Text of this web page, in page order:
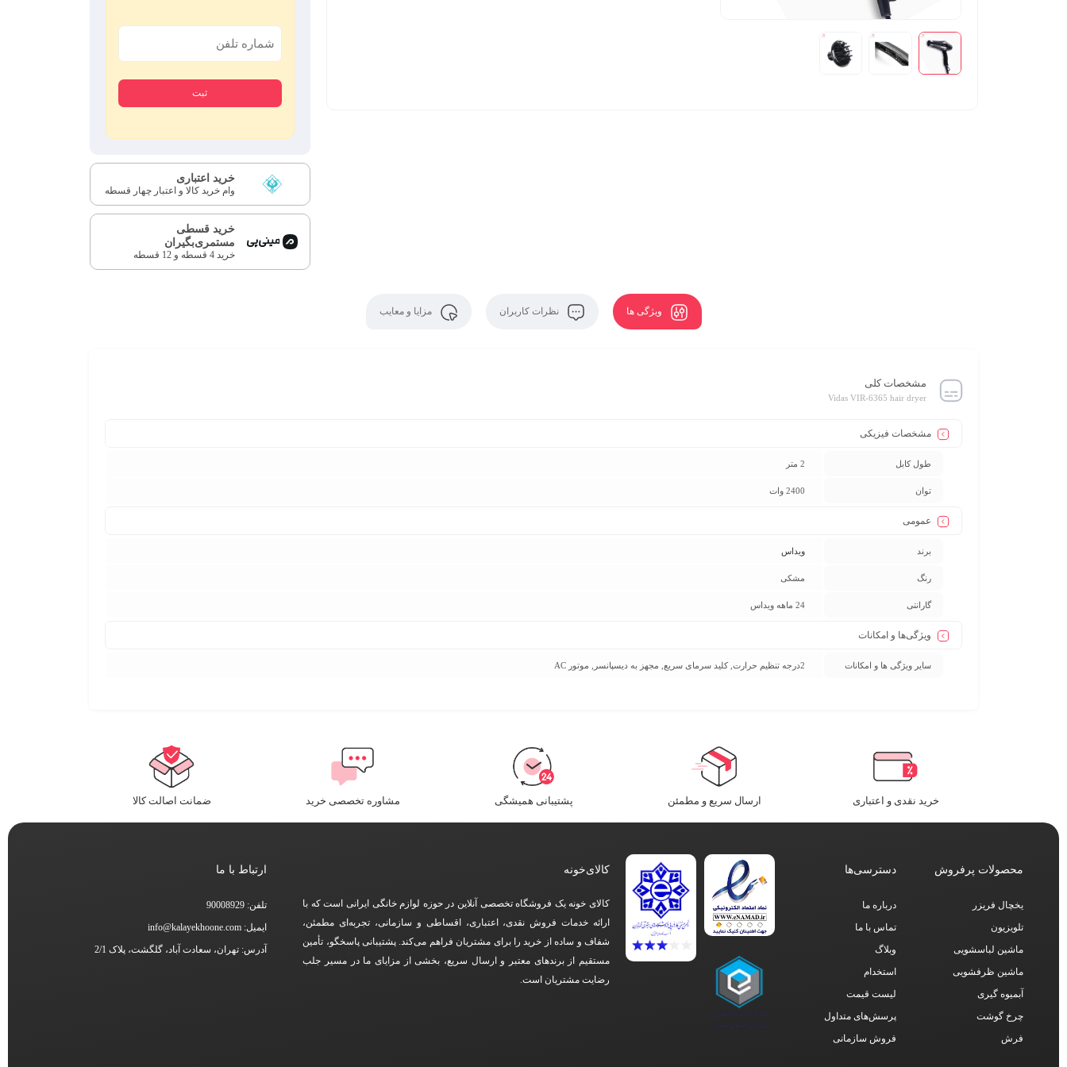
خرید اعتباری
وام خرید کالا و اعتبار چهار قسطه
خرید قسطی
مستمری‌بگیران
خرید 4 قسطه و 12 قسطه
ویژگی ها نظرات کاربران مزایا و معایب
مشخصات کلی
Vidas VIR-6365 hair dryer
مشخصات فیزیکی
طول کابل 2 متر
توان 2400 وات
عمومی
برند ویداس
رنگ مشکی
گارانتی 24 ماهه ویداس
ویژگی‌ها و امکانات
سایر ویژگی ها و امکانات 2درجه تنظیم حرارت, کلید سرمای سریع, مجهز به دیسپانسر, موتور AC
خرید نقدی و اعتباری ارسال سریع و مطمئن​ پشتیبانی همیشگی مشاوره تخصصی خرید ضمانت اصالت کالا
محصولات پرفروش
یخچال فریزر
تلویزیون
ماشین لباسشویی
ماشین ظرفشویی
آبمیوه گیری
چرخ گوشت
فرش
دسترسی‌ها
درباره ما
تماس با ما
وبلاگ
استخدام
لیست قیمت
پرسش‌های متداول
فروش سازمانی
کالای‌خونه
کالای خونه یک فروشگاه تخصصی آنلاین در حوزه لوازم خانگی ایرانی است که با
ارائه خدمات فروش نقدی، اعتباری، اقساطی و سازمانی، تجربه‌ای مطمئن،
شفاف و ساده از خرید را برای مشتریان فراهم می‌کند. پشتیبانی پاسخگو، تأمین
مستقیم از برندهای معتبر و ارسال سریع، بخشی از مزایای ما در مسیر جلب
رضایت مشتریان است.
ارتباط با ما
تلفن: 90008929
ایمیل: info@kalayekhoone.com
آدرس: تهران، سعادت آباد، گلگشت، پلاک 2/1